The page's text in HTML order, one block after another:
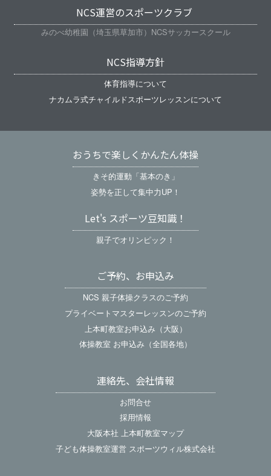
NCS運営のスポーツクラブ
みのべ幼稚園（埼玉県草加市）NCSサッカースクール
NCS指導方針
体育指導について
ナカムラ式チャイルドスポーツレッスンについて
おうちで楽しくかんたん体操
きそ的運動「基本のき」
姿勢を正して集中力UP！
Let's スポーツ豆知識！
親子でオリンピック！
ご予約、お申込み
NCS 親子体操クラスのご予約
プライベートマスターレッスンのご予約
上本町教室お申込み（大阪）
体操教室 お申込み（全国各地）
連絡先、会社情報
お問合せ
採用情報
大阪本社 上本町教室マップ
子ども体操教室運営 スポーツウィル株式会社